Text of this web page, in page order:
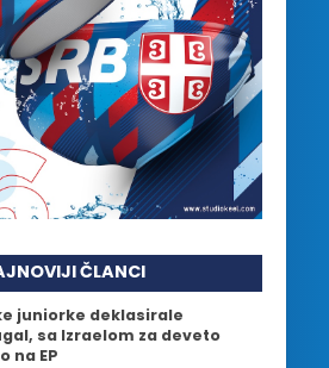
ČLANCI
juniorke deklasirale
sa Izraelom za deveto
na EP